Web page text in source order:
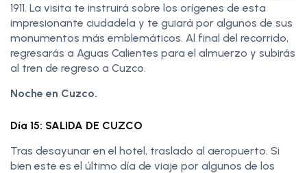
1911. La visita te instruirá sobre los orígenes de esta
impresionante ciudadela y te guiará por algunos de sus
monumentos más emblemáticos. Al final del recorrido,
regresarás a Aguas Calientes para el almuerzo y subirás
al tren de regreso a Cuzco.
Noche en Cuzco.
Día 15: SALIDA DE CUZCO
Tras desayunar en el hotel, traslado al aeropuerto. Si
bien este es el último día de viaje por algunos de los